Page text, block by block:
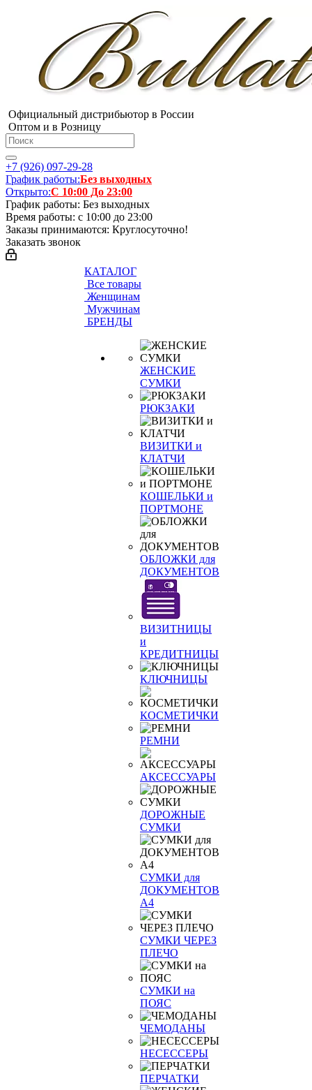
Официальный дистрибьютор в России
Оптом и в Розницу
+7 (926) 097-29-28
График работы:Без выходных
Открыто:С 10:00 До 23:00
График работы: Без выходных
Время работы: с 10:00 до 23:00
Заказы принимаются: Круглосуточно!
Заказать звонок
КАТАЛОГ
Все товары
Женщинам
Мужчинам
БРЕНДЫ
ЖЕНСКИЕ
СУМКИ
РЮКЗАКИ
ВИЗИТКИ и
КЛАТЧИ
КОШЕЛЬКИ и
ПОРТМОНЕ
ОБЛОЖКИ для
ДОКУМЕНТОВ
ВИЗИТНИЦЫ
и
КРЕДИТНИЦЫ
КЛЮЧНИЦЫ
КОСМЕТИЧКИ
РЕМНИ
АКСЕССУАРЫ
ДОРОЖНЫЕ
СУМКИ
СУМКИ для
ДОКУМЕНТОВ
А4
СУМКИ ЧЕРЕЗ
ПЛЕЧО
СУМКИ на
ПОЯС
ЧЕМОДАНЫ
НЕСЕССЕРЫ
ПЕРЧАТКИ